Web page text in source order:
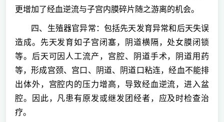
更增加了经血逆流与子宫内膜碎片随之游离的机会。
四、生殖器官异常：包括先天发育异常和后天失误
造成。先天发育如子宫闭塞，阴道横隔，处女膜闭锁
等。后天可因人工流产，宫腔、阴道手术，阴道用药
等，形成宫颈、宫口、阴道、阴道口粘连，经血不能排
出体外，宫腔内的压力增高，导致经血逆流，进入盆
腔。因此，凡患有原发或继发团经者，应及时检查治
疗。